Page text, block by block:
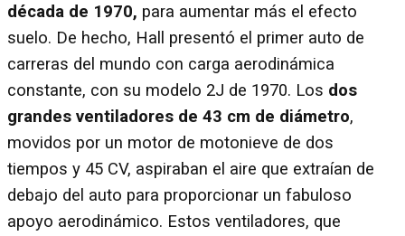
década de 1970, para aumentar más el efecto
suelo. De hecho, Hall presentó el primer auto de
carreras del mundo con carga aerodinámica
constante, con su modelo 2J de 1970. Los dos
grandes ventiladores de 43 cm de diámetro,
movidos por un motor de motonieve de dos
tiempos y 45 CV, aspiraban el aire que extraían de
debajo del auto para proporcionar un fabuloso
apoyo aerodinámico. Estos ventiladores, que